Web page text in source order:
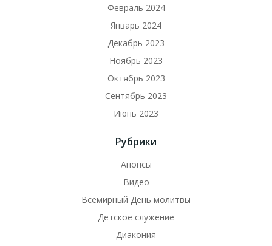
Февраль 2024
Январь 2024
Декабрь 2023
Ноябрь 2023
Октябрь 2023
Сентябрь 2023
Июнь 2023
Рубрики
Анонсы
Видео
Всемирный День молитвы
Детское служение
Диакония